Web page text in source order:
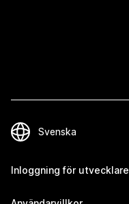
Inloggning för utvecklare